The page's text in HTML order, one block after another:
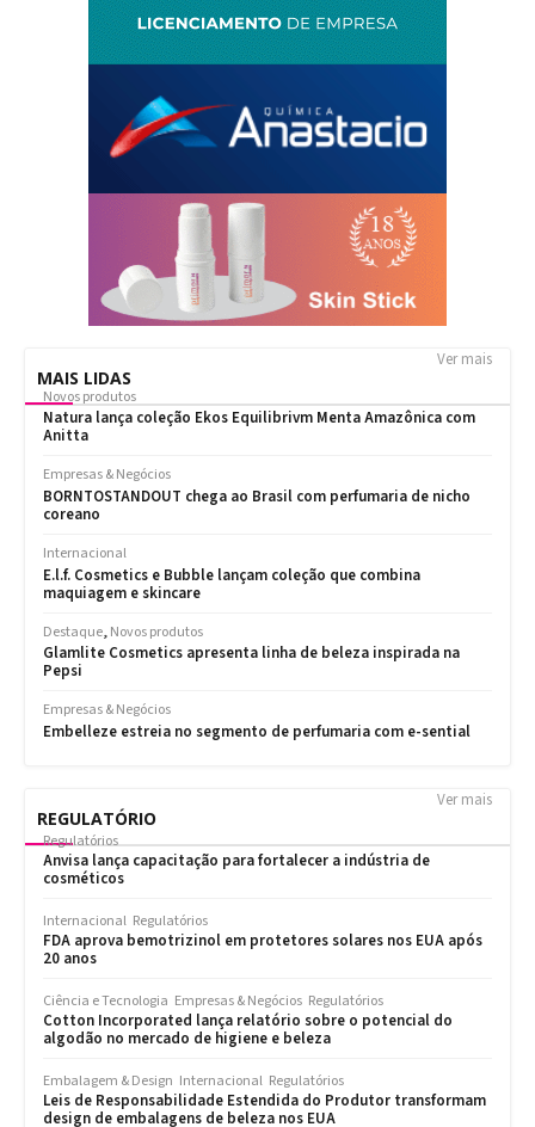
MAIS LIDAS
Ver mais
REGULATÓRIO
Ver mais
Regulatórios
Anvisa lança capacitação para fortalecer a indústria de
cosméticos
Internacional Regulatórios
FDA aprova bemotrizinol em protetores solares nos EUA após
20 anos
Ciência e Tecnologia Empresas & Negócios Regulatórios
Cotton Incorporated lança relatório sobre o potencial do
algodão no mercado de higiene e beleza
Embalagem & Design Internacional Regulatórios
Leis de Responsabilidade Estendida do Produtor transformam
design de embalagens de beleza nos EUA